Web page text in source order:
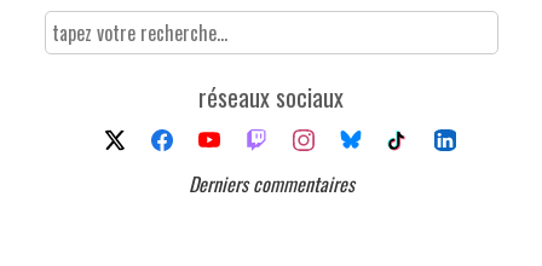
réseaux sociaux
Derniers commentaires